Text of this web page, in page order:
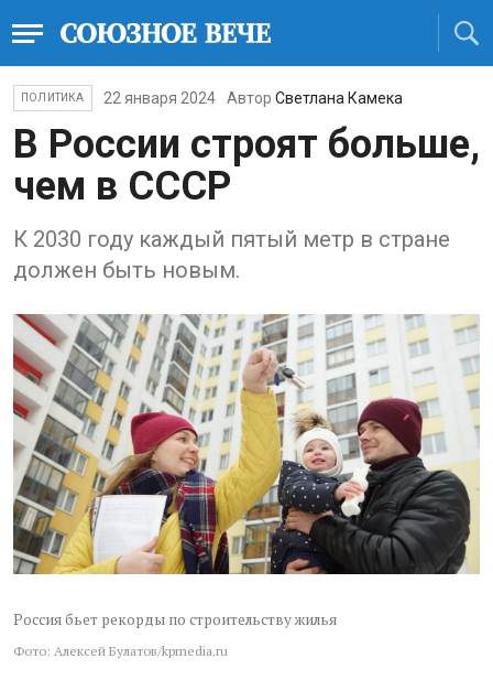
ПОЛИТИКА 22 января 2024 Автор Светлана Камека
В России строят больше,
чем в СССР
К 2030 году каждый пятый метр в стране
должен быть новым.
Россия бьет рекорды по строительству жилья
Фото: Алексей Булатов/kpmedia.ru